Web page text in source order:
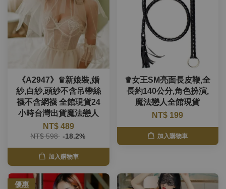
《A2947》♛新娘裝,婚
紗,白紗,頭紗不含吊帶絲
襪不含網襪 全館現貨24
小時台灣出貨魔法戀人
NT$ 489
NT$ 598 -18.2%
加入購物車
♛女王SM亮面長皮鞭,全
長約140公分,角色扮演,
魔法戀人全館現貨
NT$ 199
加入購物車
優惠